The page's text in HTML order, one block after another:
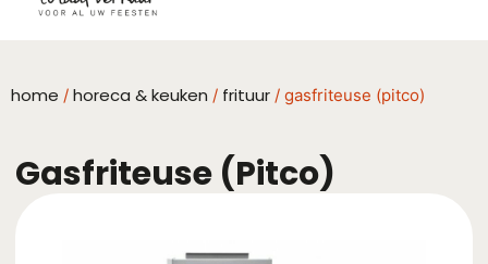
home / horeca & keuken / frituur / gasfriteuse (pitco)
Gasfriteuse (Pitco)